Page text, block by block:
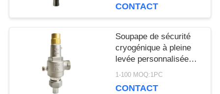
CITATION
DN15
CONTACT
Soupape de sécurité
cryogénique à pleine
levée personnalisée
avec approbation CE /
1-100 MOQ:1PC
CONTACT